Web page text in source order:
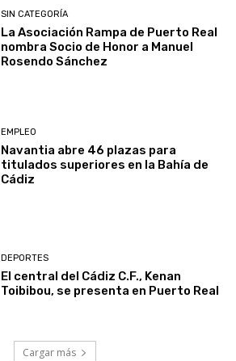
SIN CATEGORÍA
La Asociación Rampa de Puerto Real
nombra Socio de Honor a Manuel
Rosendo Sánchez
EMPLEO
Navantia abre 46 plazas para
titulados superiores en la Bahía de
Cádiz
DEPORTES
El central del Cádiz C.F., Kenan
Toibibou, se presenta en Puerto Real
Cargar más